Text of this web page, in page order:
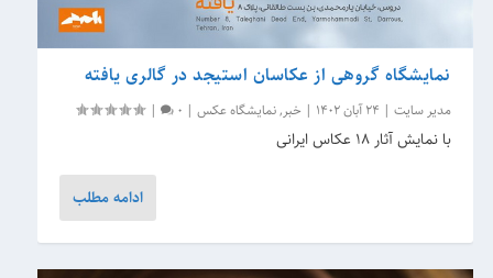
نمایشگاه گروهی از عکاسان استیجد در گالری یافته
مدیر سایت | 24 آبان 1402 | خبر,نمایشگاه عکس |
0
|
با نمایش آثار 18 عکاس ایرانی
ادامه مطلب